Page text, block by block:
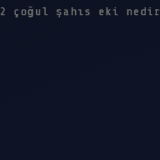
2 çoğul şahıs eki nedir